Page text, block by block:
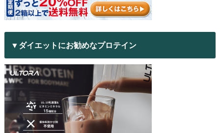
▼ダイエットにお勧めなプロテイン